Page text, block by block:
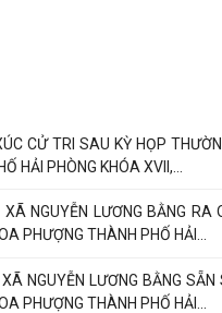
CỬ TRI SAU KỲ HỌP
HẢI PHÒNG KHÓA XVII,...
NGUYỄN LƯƠNG BẰNG RA
PHƯỢNG THÀNH PHỐ HẢI...
NGUYỄN LƯƠNG BẰNG SẴN
PHƯỢNG THÀNH PHỐ HẢI...